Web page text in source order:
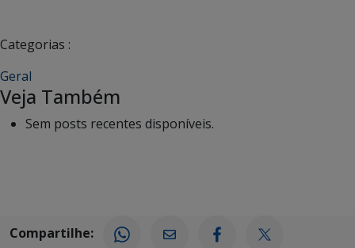
Categorias :
Geral
Veja Também
Sem posts recentes disponíveis.
Compartilhe: